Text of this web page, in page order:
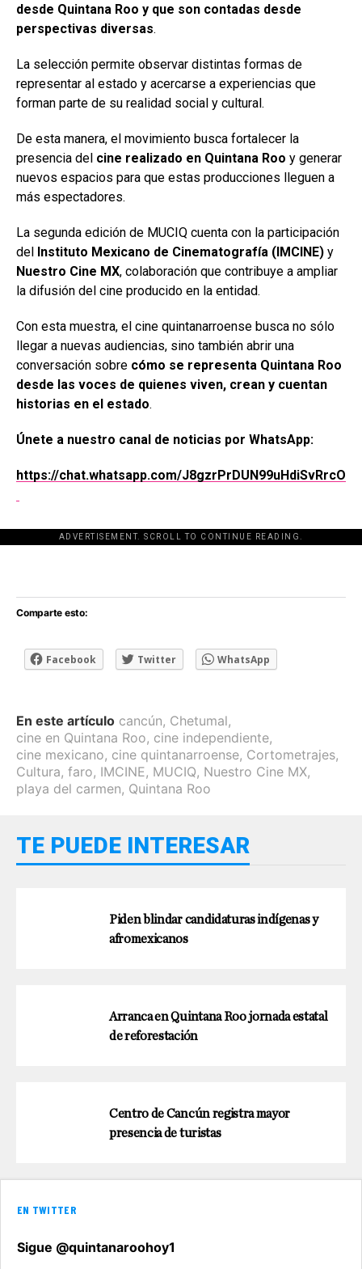
desde Quintana Roo y que son contadas desde
perspectivas diversas.
La selección permite observar distintas formas de
representar al estado y acercarse a experiencias que
forman parte de su realidad social y cultural.
De esta manera, el movimiento busca fortalecer la
presencia del cine realizado en Quintana Roo y generar
nuevos espacios para que estas producciones lleguen a
más espectadores.
La segunda edición de MUCIQ cuenta con la participación
del Instituto Mexicano de Cinematografía (IMCINE)
Nuestro Cine MX, colaboración que contribuye a ampliar
la difusión del cine producido en la entidad.
Con esta muestra, el cine quintanarroense busca no sólo
llegar a nuevas audiencias, sino también abrir una
conversación sobre cómo se representa Quintana Roo
desde las voces de quienes viven, crean y cuentan
historias en el estado.
Únete a nuestro canal de noticias por WhatsApp:
https://chat.whatsapp.com/J8gzrPrDUN99uHdiSvRrcO
ADVERTISEMENT. SCROLL TO CONTINUE READING.
[adsforwp id="243463"]
Comparte esto:
Facebook Twitter WhatsApp
En este artículo cancún, Chetumal,
cine en Quintana Roo, cine independiente,
cine mexicano, cine quintanarroense, Cortometrajes,
Cultura, faro, IMCINE, MUCIQ, Nuestro Cine MX,
playa del carmen, Quintana Roo
TE PUEDE INTERESAR
Piden blindar candidaturas indígenas y
afromexicanos
Arranca en Quintana Roo jornada estatal
de reforestación
Centro de Cancún registra mayor
presencia de turistas
EN TWITTER
Sigue @quintanaroohoy1